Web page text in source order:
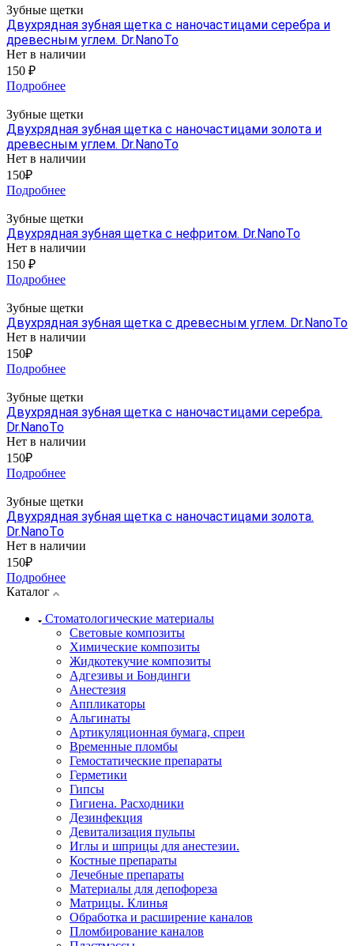
Зубные щетки
Двухрядная зубная щетка с наночастицами серебра и
древесным углем. Dr.NanoTo
Нет в наличии
150 ₽
Подробнее
Зубные щетки
Двухрядная зубная щетка с наночастицами золота и
древесным углем. Dr.NanoTo
Нет в наличии
150₽
Подробнее
Зубные щетки
Двухрядная зубная щетка с нефритом. Dr.NanoTo
Нет в наличии
150 ₽
Подробнее
Зубные щетки
Двухрядная зубная щетка с древесным углем. Dr.NanoTo
Нет в наличии
150₽
Подробнее
Зубные щетки
Двухрядная зубная щетка с наночастицами серебра.
Dr.NanoTo
Нет в наличии
150₽
Подробнее
Зубные щетки
Двухрядная зубная щетка с наночастицами золота.
Dr.NanoTo
Нет в наличии
150₽
Подробнее
Каталог
Стоматологические материалы
Световые композиты
Химические композиты
Жидкотекучие композиты
Адгезивы и Бондинги
Анестезия
Аппликаторы
Альгинаты
Артикуляционная бумага, спреи
Временные пломбы
Гемостатические препараты
Герметики
Гипсы
Гигиена. Расходники
Дезинфекция
Девитализация пульпы
Иглы и шприцы для анестезии.
Костные препараты
Лечебные препараты
Материалы для депофореза
Матрицы. Клинья
Обработка и расширение каналов
Пломбирование каналов